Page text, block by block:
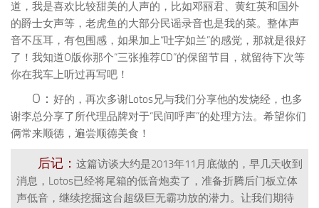
道，我是喜欢比较甜美的人声的，比如邓丽君、黄红英和国外
的爵士女声等，老虎鱼的大部分民谣录音也是我的菜。整体声
音不压耳，有包围感，如果加上“吐字如兰”的感觉，那就是很好
了！我知道O版你那个“三张推荐CD”的保留节目，就留待下次等
你在我车上听过再写吧！
O： 好的，再次多谢Lotos兄与我们分享他的发烧经，也多
谢李总分享了所代理品牌对于“民间呼声”的处理方法。希望你们
俩常来顺德，遍尝顺德美食！
后记： 这篇访谈大约是2013年11月底做的，早几天收到
消息，Lotos已经将尾箱的低音炮卖了，准备折腾后门板立体
声低音，继续挖掘这台超级巨无霸功放的潜力。让我们期待